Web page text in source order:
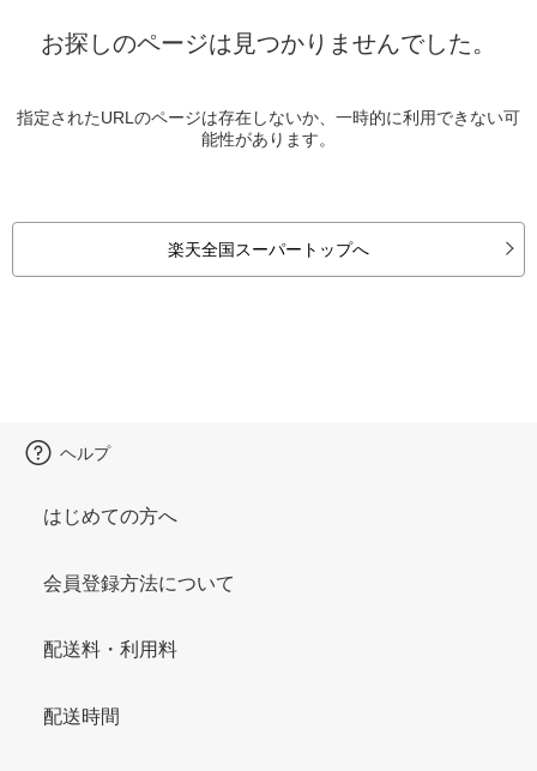
お探しのページは見つかりませんでした。
指定されたURLのページは存在しないか、一時的に利用できない可
能性があります。
楽天全国スーパートップへ
ヘルプ
はじめての方へ
会員登録方法について
配送料・利用料
配送時間